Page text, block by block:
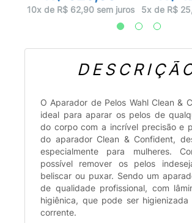
10x de R$ 62,90 sem juros 5x de R$
O Aparador de Pelos Wahl Clean &
ideal para aparar os pelos de
do corpo com a incrível precisão e
do aparador Clean & Confident,
especialmente para mulheres.
possível remover os pelos
beliscar ou puxar. Sendo um
de qualidade profissional, com
higiênica, que pode ser higienizada
corrente.